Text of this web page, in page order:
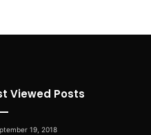
Viewed Posts
19, 2018